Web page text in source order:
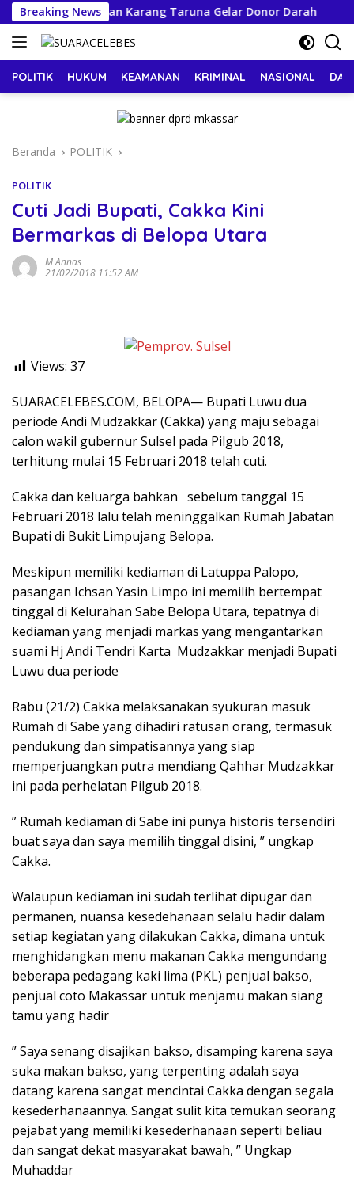
Langsung
ke
konten
Breaking News
Makassar dan Karang Taruna Gelar Donor Darah
POLITIK HUKUM KEAMANAN KRIMINAL NASIONAL
Beranda POLITIK
POLITIK
Cuti Jadi Bupati, Cakka Kini
Bermarkas di Belopa Utara
M Annas
21/02/2018 11:52 AM
Views: 37
SUARACELEBES.COM, BELOPA— Bupati Luwu dua
periode Andi Mudzakkar (Cakka) yang maju sebagai
calon wakil gubernur Sulsel pada Pilgub 2018,
terhitung mulai 15 Februari 2018 telah cuti.
Cakka dan keluarga bahkan sebelum tanggal 15
Februari 2018 lalu telah meninggalkan Rumah Jabatan
Bupati di Bukit Limpujang Belopa.
Meskipun memiliki kediaman di Latuppa Palopo,
pasangan Ichsan Yasin Limpo ini memilih bertempat
tinggal di Kelurahan Sabe Belopa Utara, tepatnya di
kediaman yang menjadi markas yang mengantarkan
suami Hj Andi Tendri Karta Mudzakkar menjadi Bupati
Luwu dua periode
Rabu (21/2) Cakka melaksanakan syukuran masuk
Rumah di Sabe yang dihadiri ratusan orang, termasuk
pendukung dan simpatisannya yang siap
memperjuangkan putra mendiang Qahhar Mudzakkar
ini pada perhelatan Pilgub 2018.
” Rumah kediaman di Sabe ini punya historis tersendiri
buat saya dan saya memilih tinggal disini, ” ungkap
Cakka.
Walaupun kediaman ini sudah terlihat dipugar dan
permanen, nuansa kesedehanaan selalu hadir dalam
setiap kegiatan yang dilakukan Cakka, dimana untuk
menghidangkan menu makanan Cakka mengundang
beberapa pedagang kaki lima (PKL) penjual bakso,
penjual coto Makassar untuk menjamu makan siang
tamu yang hadir
” Saya senang disajikan bakso, disamping karena saya
suka makan bakso, yang terpenting adalah saya
datang karena sangat mencintai Cakka dengan segala
kesederhanaannya. Sangat sulit kita temukan seorang
pejabat yang memiliki kesederhanaan seperti beliau
dan sangat dekat masyarakat bawah, ” Ungkap
Muhaddar